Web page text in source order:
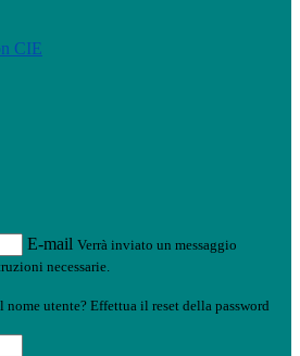
CIE
E-mail Verrà inviato un messaggio
necessarie.
nome utente? Effettua il reset della password